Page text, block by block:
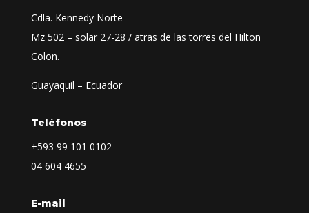
Cdla. Kennedy Norte
Mz 502 – solar 27-28 / atras de las torres del Hilton
Colon.
Guayaquil – Ecuador
Teléfonos
+593 99 101 0102
04 604 4655
E-mail